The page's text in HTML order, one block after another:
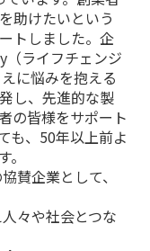
助けたいという
トしました。企
ライフチェンジ
に悩みを抱える
し、先進的な製
の皆様をサポート
も、50年以上前よ
賛企業として、
々や社会とつな